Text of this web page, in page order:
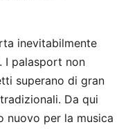
inevitabilmente
I palasport non
superano di gran
Da qui
nuovo per la musica